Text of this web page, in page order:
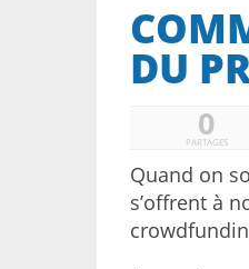
DU
0
PARTAGES
Quand on
s’offrent à